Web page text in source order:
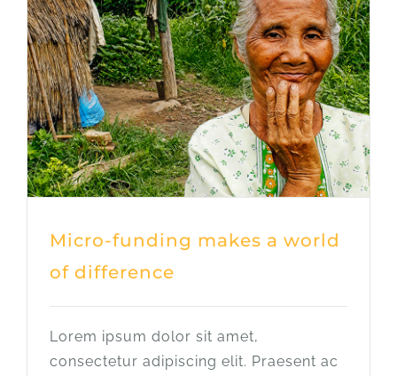
Micro-funding makes a world
of difference
Lorem ipsum dolor sit amet,
consectetur adipiscing elit. Praesent ac